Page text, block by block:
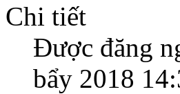
Chi tiết
Được đăng
bẩy 2018